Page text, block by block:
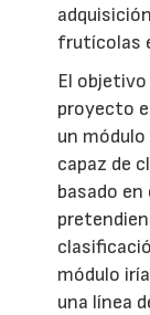
frutícolas
El
proyecto
un
capaz de
basado
módulo
una línea